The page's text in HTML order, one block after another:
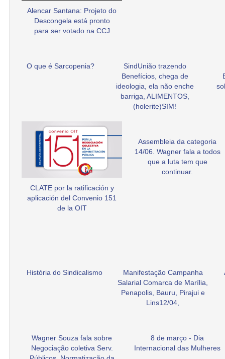
Alencar Santana: Projeto do
Descongela está pronto
para ser votado na CCJ
O que é Sarcopenia?
SindUnião trazendo
Benefícios, chega de
ideologia, ela não enche
barriga, ALIMENTOS,
(holerite)SIM!
CLATE por la ratificación y
aplicación del Convenio 151
de la OIT
Assembleia da categoria
14/06. Wagner fala a todos
que a luta tem que
continuar.
História do Sindicalismo
Manifestação Campanha
Salarial Comarca de Marília,
Penapolis, Bauru, Pirajui e
Lins12/04,
Wagner Souza fala sobre
Negociação coletiva Serv.
8 de março - Dia
Internacional das Mulheres